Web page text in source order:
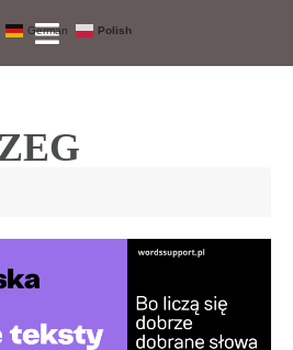
German Polish